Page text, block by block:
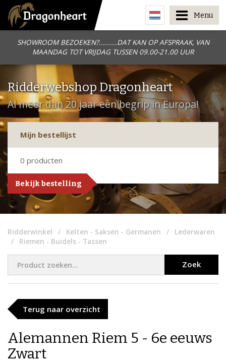
SHOWROOM BEZOEKEN?.........DAT KAN OP AFSPRAAK, VAN
MAANDAG TOT VRIJDAG TUSSEN 09.00-21.00 UUR
Menu
Ridderwebshop Dragonheart
Al meer dan 20 jaar een begrip in Europa!
Mijn bestellijst
0 producten
Bekijk bestelling
Ridderwinkel Kelten - Saksen - Germanen
Lederwaren
Riemen - Buidels - Tassen
Zoek
Terug naar overzicht
Alemannen Riem 5 - 6e eeuws
Zwart